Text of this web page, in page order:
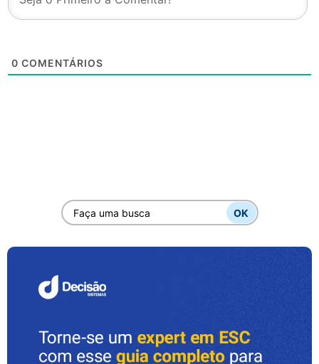
0 COMENTÁRIOS